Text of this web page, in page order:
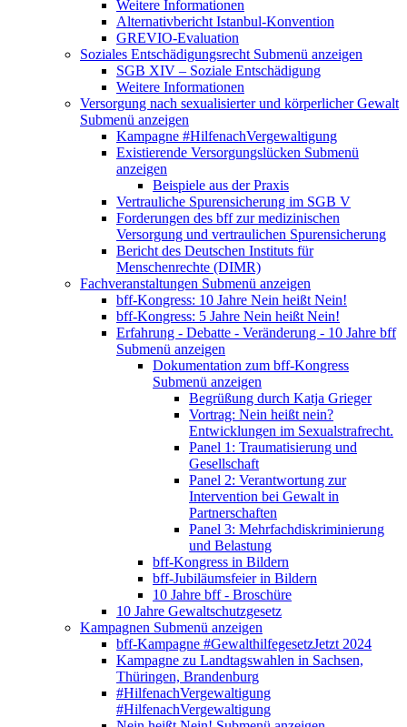
Weitere Informationen
Alternativbericht Istanbul-Konvention
GREVIO-Evaluation
Soziales Entschädigungsrecht Submenü anzeigen
SGB XIV – Soziale Entschädigung
Weitere Informationen
Versorgung nach sexualisierter und körperlicher Gewalt
Submenü anzeigen
Kampagne #HilfenachVergewaltigung
Existierende Versorgungslücken Submenü
anzeigen
Beispiele aus der Praxis
Vertrauliche Spurensicherung im SGB V
Forderungen des bff zur medizinischen
Versorgung und vertraulichen Spurensicherung
Bericht des Deutschen Instituts für
Menschenrechte (DIMR)
Fachveranstaltungen Submenü anzeigen
bff-Kongress: 10 Jahre Nein heißt Nein!
bff-Kongress: 5 Jahre Nein heißt Nein!
Erfahrung - Debatte - Veränderung - 10 Jahre bff
Submenü anzeigen
Dokumentation zum bff-Kongress
Submenü anzeigen
Begrüßung durch Katja Grieger
Vortrag: Nein heißt nein?
Entwicklungen im Sexualstrafrecht.
Panel 1: Traumatisierung und
Gesellschaft
Panel 2: Verantwortung zur
Intervention bei Gewalt in
Partnerschaften
Panel 3: Mehrfachdiskriminierung
und Belastung
bff-Kongress in Bildern
bff-Jubiläumsfeier in Bildern
10 Jahre bff - Broschüre
10 Jahre Gewaltschutzgesetz
Kampagnen Submenü anzeigen
bff-Kampagne #GewalthilfegesetzJetzt 2024
Kampagne zu Landtagswahlen in Sachsen,
Thüringen, Brandenburg
#HilfenachVergewaltigung
#HilfenachVergewaltigung